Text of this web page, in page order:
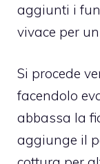
aggiunti i
vivace per
Si procede
facendolo
abbassa la
aggiunge il